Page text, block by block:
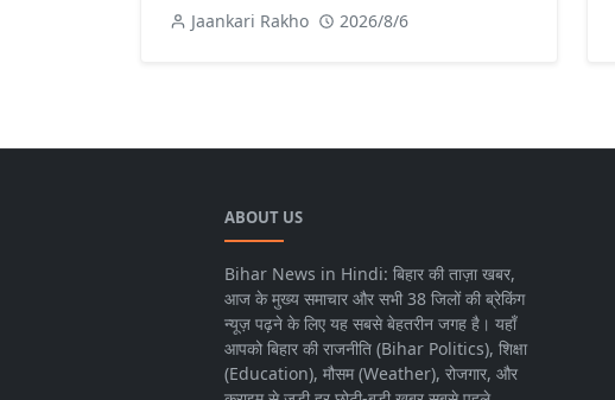
Jaankari Rakho 2026/8/6
ABOUT US
Bihar News in Hindi: बिहार की ताज़ा खबर,
आज के मुख्य समाचार और सभी 38 जिलों की ब्रेकिंग
न्यूज़ पढ़ने के लिए यह सबसे बेहतरीन जगह है। यहाँ
आपको बिहार की राजनीति (Bihar Politics), शिक्षा
(Education), मौसम (Weather), रोजगार, और